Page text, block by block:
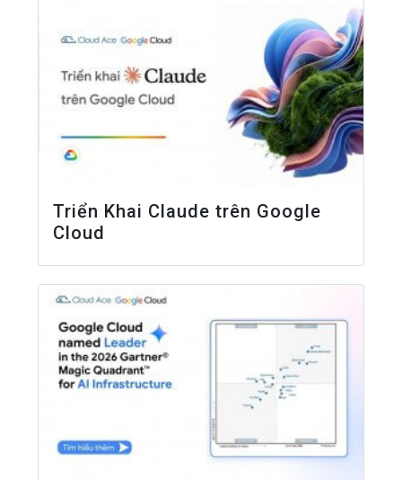
Triển Khai Claude trên Google
Cloud